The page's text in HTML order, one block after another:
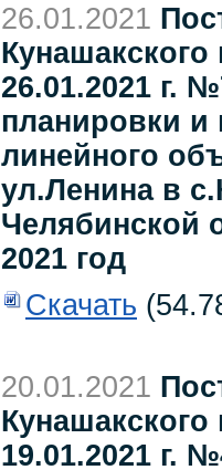
26.01.2021
26.01.2021 г.
планировки и
линейного
ул.Ленина в
Челябинской
2021 год
Скачать
20.01.2021
19.01.2021 г.